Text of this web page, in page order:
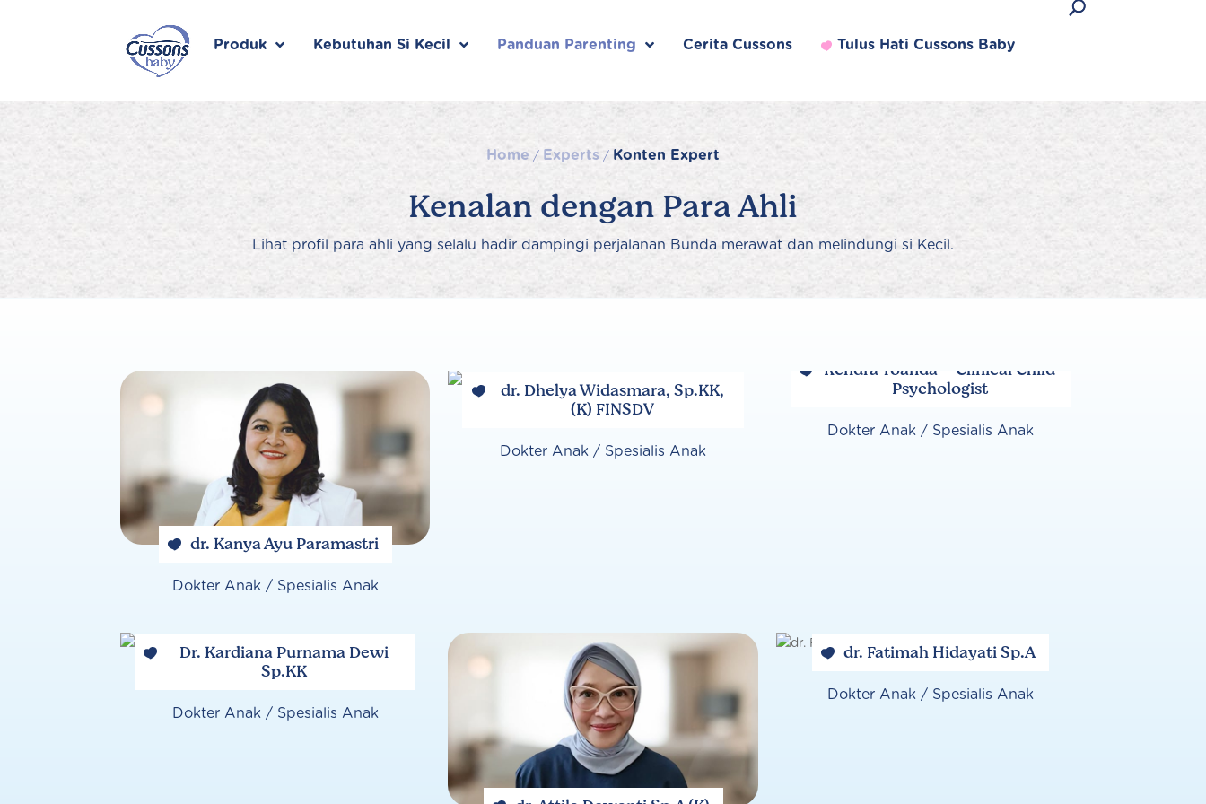
Produk
Produk Terlaris
Kebutuhan Si Kecil Panduan Parenting Cerita Cussons Tulus Hati Cussons Baby
Home / Experts / Konten Expert
Kenalan dengan Para Ahli
Lihat profil para ahli yang selalu hadir dampingi perjalanan Bunda merawat dan melindungi si Kecil.
dr. Kanya Ayu Paramastri
Dokter Anak / Spesialis Anak
dr. Dhelya Widasmara, Sp.KK,
(K) FINSDV
Dokter Anak / Spesialis Anak
Rendra Yoanda – Clinical Child
Psychologist
Dokter Anak / Spesialis Anak
Dr. Kardiana Purnama Dewi
Sp.KK
Dokter Anak / Spesialis Anak
dr. Fatimah Hidayati Sp.A
Dokter Anak / Spesialis Anak